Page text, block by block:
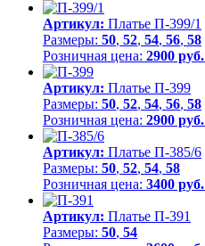
Артикул: Платье П-399/1
Размеры: 50, 52, 54, 56, 58
Розничная цена: 2900 руб.
Артикул: Платье П-399
Размеры: 50, 52, 54, 56, 58
Розничная цена: 2900 руб.
Артикул: Платье П-385/6
Размеры: 50, 52, 54, 58
Розничная цена: 3400 руб.
Артикул: Платье П-391
Размеры: 50, 54